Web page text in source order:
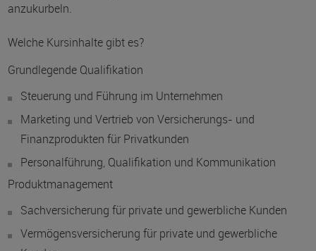
anzukurbeln.
Welche Kursinhalte gibt es?
Grundlegende Qualifikation
Steuerung und Führung im Unternehmen
Marketing und Vertrieb von Versicherungs- und
Finanzprodukten für Privatkunden
Personalführung, Qualifikation und Kommunikation
Produktmanagement
Sachversicherung für private und gewerbliche Kunden
Vermögensversicherung für private und gewerbliche